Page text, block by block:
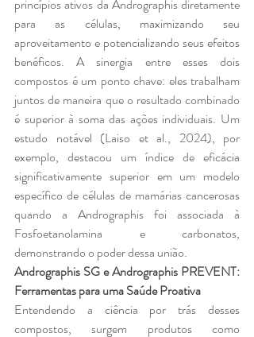
princípios ativos da Andrographis diretamente
para as células, maximizando seu
aproveitamento e potencializando seus efeitos
benéficos. A sinergia entre esses dois
compostos é um ponto chave: eles trabalham
juntos de maneira que o resultado combinado
é superior à soma das ações individuais. Um
estudo notável (Laiso et al., 2024), por
exemplo, destacou um índice de eficácia
significativamente superior em um modelo
específico de células de mamárias cancerosas
quando a Andrographis foi associada à
Fosfoetanolamina e carbonatos,
demonstrando o poder dessa união.
Andrographis SG e Andrographis PREVENT:
Ferramentas para uma Saúde Proativa
Entendendo a ciência por trás desses